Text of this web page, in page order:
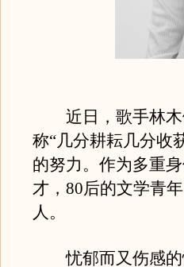
近日，歌手林木
称“几分耕耘几分收
的努力。作为多重
才，80后的文学青
人。
忧郁而又伤感的